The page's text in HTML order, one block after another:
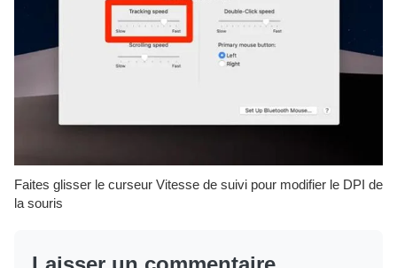
Faites glisser le curseur Vitesse de suivi pour modifier le DPI de
la souris